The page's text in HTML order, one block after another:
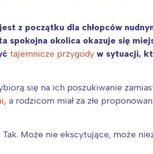
z początku dla chłopców
spokojna okolica okazuje się
tajemnicze przygody w sytuacji,
się na ich poszukiwanie
, a rodzicom miał za złe
Może nie ekscytujące, może